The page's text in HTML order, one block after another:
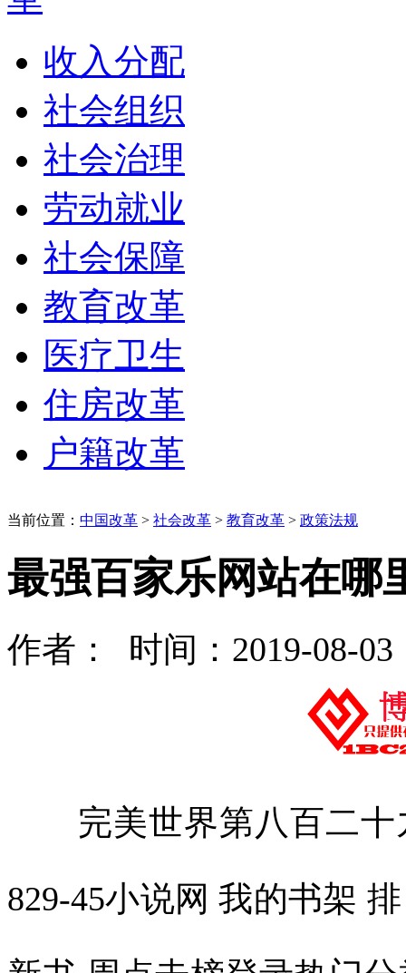
收入分配
社会组织
社会治理
劳动就业
社会保障
教育改革
医疗卫生
住房改革
户籍改革
当前位置： 中国改革 > 社会改革 > 教育改革 > 政策法规
最强百家乐网站在哪
作者： 时间：2019-08-03
完美世界第八百二十九章 得手(辰东)-完美世界829-45小说网 我的书架 排 行 榜 最近更新 完本 最新新书 周点击榜登录热门分类：玄幻魔法|武侠修真|都市言情|历史军事|侦探推理|游戏竞技|科幻小说|恐怖灵异|散文诗词|其他类型 小说更新 小说推荐 会员帮助 信息反馈 寻找我们 45小说 完美世界简介 完美世界第八百二十九章 得手 加入书签 第八百二十九章 得手类别：玄幻魔法 作者：辰东 书名：完美世界“哧！”一抹蓝光腾天，想要遁走。然而，石昊更快，先是一脚跺下，让银袍初代洛道大口咳血，难以动弹，而后他冲天而上去追击。刷！光芒一闪，鲲鹏极速再加上缩地成寸*，让他一跃而过，截断前路，挡住蓝一尘，冷漠的看着。“臣服，或者死亡。”他话语不高，但是听在众人耳中，却如惊雷一般，要让两名初代当仆从，这是何等的大气魄。下方，打神石发光，瞬息放大，如同一座大山般，镇压在银袍初代的身上，死死的将他压在了那里。天空中，蓝一尘面色阴沉，堂堂初代怎能臣服，可是他觉得，自己多半不是对手，这样力拼的话，可能会殒落。“轰！”石昊不给他时间考虑，直接出手，霸气无边，圣光滔滔，让虚空塌陷。不臣服就是死，他没有任何的迟疑，全力出手！蓝一尘变色，催动宝术，迎了上去，不可能坐以待毙，一片蓝色金属光飞出，化成一柄又一柄神剑，斩向石昊。他为精金化形而生，故此身体具有金属杀伐气，随意化形，能喷薄出无数的兵器。“当当……”然而，让蓝一尘变色的是，所有强大的金属神剑都被石昊的手掌截断了，火星四溅[快穿]拯救BOSS。蓝一尘后退，张口长啸，炽热的金属液体出现，他召唤山川间的金属，如火山喷发般，从地面冲起。这种景象很惊人，鲜红的浆液，化成各种兵器，伴着符文，铺天盖地。无穷无尽，如同一片汪洋滔天众人骇然，这等攻击手段果然可怕，这天地间的金属物质听从他的号令。都衍生出骨文，化作攻击武器，杀向敌手。这取之不尽，用之不竭，天地间到处都是他的神兵利刃，在这一过程中，金属无尽，杀气滔天。石昊讶然，仔细的看着，掌握某种元素后。居然有这样的手段，令他惊异。不过，他并不怕，每次出拳都是金属液体四溅，再炽热的浆液也无法灼烧其躯。令他看起来神武无比，如同战仙临世。“轰！”浪涛击天，赤红如血，如同大地下的岩浆爆发，从火山口冲向高空。事实上，这些都是金属液体，但当中内蕴强大的符文。化成江海，席卷天地，围剿石昊。而在此过程中，蓝一尘融入了金属液体中，躲了起来，在暗中出手。他觉得自己不敌，还可以逃走。看到两人厮杀，众人神驰目眩。“只有这些本领了吗？”石昊说道，在他的身上，开始出现电芒。噼啪作响，而后万丈雷电从天而降。一瞬间，如同银河坠九天，各种电弧飞舞，没入金属液体中，让这里暴动！雷电在金属中爆发，盛烈无比。蓝一尘闷哼，当场被击飞了出来，他脸色难看，这种霸道无双的雷道宝术死死的克制了他，完全针对他的精金属性。天地间宁静了，他没有再驾驭金属，而是直接冲向石昊，近身搏杀。他虽然知道，多半不敌，但是不可能束手就擒，而是动用了自己最强大的本领，以金属之体近战。“当！”这天地间像是在打铁，又如神雷轰顶，震耳欲聋，声音太大了。两人的拳头撞在一起，石昊的的掌指无恙，宝辉闪动，妖异惊人。蓝一尘剧震，满脸不可思议之色，这个少年的肉身得多么的强横？让他那金属化成的神体都变形了，剧痛无比。“杀！”他怒啸，同石昊大战，不相信对方的肉身比他这个金属人还厉害。“当、当……”一声又一声金属音，穿金裂石，震的人耳膜都要撕裂了，可怕而惊人，两人在高空交击时，震出一道又一道涟漪。那些涟漪扩散，波及到了远处的山峰，直接将一些山头削落，而后爆碎。可以想象他们的力量有多么的巨大！众人傻眼，震撼莫名。蓝一尘的掌指完全变形了，而手臂、肩头、胸腹等部位，在彼此撞击的过程中更是凹陷了进去，不成样子怦然心动。“砰！”当两人的腿撞向一起时，蓝一尘彻底放弃了这种攻伐，因为整条右腿原本笔直，可现在歪七扭八，被对方那记鞭腿扫的不成样子。“这……”他心头发寒，在自己最擅长的领域都不敌，败的很彻底。他相信如果换做一个血肉之躯的生灵的话，早已爆碎，成为血与骨，而他是金属之体也已变形，将要折断了。比拼宝术，他更吃亏，那种雷道神通死死的克制了他。他一声长叹，自身足以抗衡初代，比之洛道只强不弱，可在这个少年面前却无任何优势。“砰！”一道粗大的雷电，几乎将他击穿，将蓝一尘轰落在地上，与那洛道并排躺在了一起。“最后问一遍，臣服，或死亡，选好了吗？”石昊低头俯视。他觉得，这两人实力很强，若是在他闭关时帮忙去寻找圣药等，供他修行，可以省去一大截时间。远处，一群强者寒毛嗖嗖的，一个个全都倒退，这个人太凶残了，那可是两名初代，任何一人都足以横扫一片天地，结果那个人却要收他们为仆人。外界，各教修士自然大震动，所有人都动容。初代是何等的超然，，可眼下却被石昊轻易击败，根本不是对手，将沦为为其仆从！“好凶残！”人们不得不叹。当然，最为难的肯定是蓝金岭，还有赤州洛家的人，那可是他们年轻一代的最强者、初代，就这样被擒。臣服，还是死亡？外界，这两家人脸色难看，心都提到了嗓子眼。他们自然不希望族内的最强传人被石昊收为仆从，但也不希望他们死去。那样的损失太大了。一时间，他们两难，脸色要多难看有多难看。“这个杀星！”两族人真的怕了，只要石昊一拳轰出。那么他们族内的最杰弟子就完了。此时，他们忽然觉得，哪怕臣服也好，只要能活下来，未来就还有希望。“别冲动，忍住啊，千万要活着。”一些人害怕了，不禁自语出声，结果引发其他教修士侧目。仙古，小千世界内。“可以告诉我你是谁吗？”蓝一尘开口。“荒、罪血后代、石昊。”石昊一连说了三个身份。蓝一尘身体剧震。吃惊的看着他，喃喃道：“我就知道，踢到铁板了。”不说其他，但是荒的身份，就足以让他长叹。雷帝宝术一出，会死死的克制他。石昊没有多说，怕打击他信心。洛道也是神色复杂，无论如何也没有想到，遇上了这尊魔王，其凶名赫赫，震动上界。连仙殿传人的次身都给斩了，如果知道是他，怎么可能会半路摘桃子，抢他神药。至于远处的那些人，一个个头皮发麻，无论是荒。还是罪血后代，那可都不是一般人能惹的，他们一哄而散，全都跑了。荒在这一代人中太有名气了，早在元天秘境时就已经煮过初代吃了妙云天。更遑论后来跟天人族的战斗等。如果不是初代，或者一族至尊，谁敢去惹他，故此一群人吓到发毛，一起溃逃。“你……还是荒？”旁边，红凰结结巴巴，才知道石昊还有这样的身份，原来早就来到了上界了，闯出了这么大的威名。地上，两名初代都低头，蓝一尘小声道：“你该不会想奴役我们一辈子吧，如果是这样我宁愿去死！”石昊知道，两人知道了他们的身份，心中的傲气被削去了不少，已然有些松动了念头。“离开仙古，我们各走一边，谁都不欠谁，在这里也不是非要奴役你们，只是请你们帮忙，在寻自己的造化时，也帮我找一些圣药、不死神泉等，我很需要。”石昊说道。两人无言，说的这么好听，还不是将他们视作手下，依旧是仆从待遇。“我所说是真的，你们不是奴仆，是我道友，不会夺你们造化，我只需要含生命物质多的药草等。”石昊笑眯眯的说道。两人腹诽，有这样揍道友的吗，身体都快被拆了，有这样拿脚丫子踩着道友的吗？浑身骨头都快断了。最后，两人被放开，皆低着头，同意了他所谓的彼此“相互照应”的说法。远处，还没有彻底离去的几名修士看到了这一幕，都震惊，两大初代真的臣服了？这绝对是一则惊人的消息！“有人收服了初代，这是大事件啊！”他们大震动，这注定要引发波澜。外界，各教修士也是一惊，眼皮直跳。蓝金岭的强者还有赤州的洛家的人都暗自长出了一口气，虽然族中的人杰被俘，成为仆从，但总算保住了性命。“毕竟是初代，怎么能放心呢？”石昊轻语。“用‘种阵术’吧。”打神石说道。这是一种玄妙的阵法，如同在人体内栽种一枚种子，生根发芽，掌控其生死。两名初代闻言，全都神色大变。“好！”石昊详细了解后，点了点头。“你……”洛道还有蓝一尘，不禁倒退，神色异常难看。“毕竟，我们还不熟，前期只能委屈你们了，等以后彼此知根知底，一定帮你们解开。”石昊微笑。事实上，他一直在盯着两人。可惜，一个是金属人，肯定煮不烂，没法吃，另一个虽然有部分朱雀血，但却是人形的，也下不了嘴。“杀了的话，也没法吃，太浪费了。”如果让人知道他的想法，一定会目瞪口呆，这也太……另类了，而蓝一尘与洛道若是知道他的念头，一定会气到吐血。“法阵已经破开，还请两位相助。”石昊说道，请他们从那个缺口进去。采摘虚天神藤。两人一叹，没什么好说的，人在屋檐下不得不低头，活着总比被当场击杀强。“哧！”当两人进去时。一道犀利的剑气突然爆发，将蓝一尘斩成两截，大阵隆隆作响，爆发威势痴恋大丫鬟。“算计我？！”打神石震怒。显然，破开的大阵发生了变化，虚天神藤迷惑众人来此血祭，让大阵有了异常，此时被引动了。打神石早就判断出，血祭后，大阵很可能会迅速瓦解。也可能会发生异常，变得很强，现在显然发生了后一种情况。蓝一尘翻滚了出来，洛道也脸色苍白。“怎么回事？！”他们怒吼，这几乎是送死。“出了点意外。很快解决。”打神石道。蓝一尘的两截身子很快合并在一起，断裂处熔化为金属液体，而后冷却，不久后完好如初。这种能力让石昊都是一惊，很变态，跟不死身似的，身为初代级高手。果然都有非凡手段与本领。“这很耗元气。”蓝一尘看着他那发光的眼神，一阵头大，真怕石昊让他用命去填法阵，硬闯进去采药。石昊点了点头，没有多说什么，他用重瞳仔细看过。只要击碎蓝一尘的元神，依旧是要死，不死身会失效。“轰！”大阵发光，不断闪耀各种符号，散发恐怖气息。这让几人惊异。这株神药果然成精了，居然还懂得牵引法阵，动用血祭之力。“跟我斗，你还嫩，一会儿断了你的根，吃了你的藤，看你还如何闹腾。”打神石恶狠狠的威胁。药田中，一株神药在发光的药田中来回“爬动”。它一米多长，拇指粗，雪白晶莹，带着蓬勃的生命气息，药香浓郁的化不开，银辉灿烂，如一条长着叶片的小龙，栩栩如生。此时，它居然在摇动叶片，又怕又惊。“别抗争了，你逃不了，若是不闹邪，我保证留你神根，让你活下去。”石昊说道，对于这种举世难求、价值无量的神药，他也不想灭绝掉，只想取药茎就好。让人吃惊的是，那雪白的虚天神藤居然在点头，藤身摇摆，像是在回应般。果然，打神石很顺利的清除了最后的障碍。“你自己出来。”石昊带着几人守在外面。虚天神藤的根茎也是洁白色的，近乎透明，光辉柔和的近乎梦幻，它的根须拔地而出，如龙在游动，贴着地面快速而来。它很顺服，径直从大阵的缺口出来，向石昊爬去。“嗖！”突然，虚天神藤扎进了地下，要施展土遁逃走。这种神药离飞天还欠缺火候，但是土遁术绝对举世难寻多少个比肩者，快到不可思议，一下子就没影了。“可惜啊！”此时，就是蓝一尘、洛道都觉得无比的遗憾，这样一株神药从眼前消失，任谁都会觉得心中空空落落。就是外界与石昊有仇怨的一群人，也都一叹，这样一株神药逃走，让人觉得心疼与惋惜不已。当然，也有不少人幸灾乐祸，毕竟是石昊损失了一株神药，而非他们[韩娱GD]慢慢爱。“咻！”突然，白光一闪，虚天神藤再现，从土里冲了出来，向大阵中逃去。砰的一声，它撞在了一层光幕上，无法再进去了。“小样，就知道你不肯屈服，无论地下还是原路，都被我布下了法阵，逃不了。”打神石得意洋洋。这是石昊了解到这种神药的奇特处后，特意嘱咐它小心，让它暗中布下了阵法。